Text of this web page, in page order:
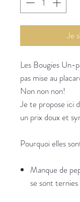
Je
Les Bougies Un-
pas mise au
Non non non!
Je te propose ici
un prix doux et
Pourquoi elles
Manque de
se sont